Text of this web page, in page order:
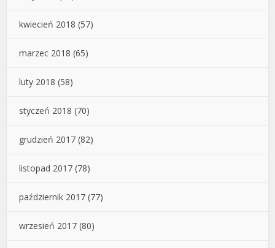
kwiecień 2018 (57)
marzec 2018 (65)
luty 2018 (58)
styczeń 2018 (70)
grudzień 2017 (82)
listopad 2017 (78)
październik 2017 (77)
wrzesień 2017 (80)